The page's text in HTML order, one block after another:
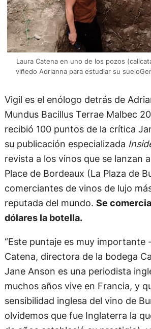
Laura Catena en uno de los pozos
viñedo Adrianna para estudiar su
Vigil es el enólogo detrás de
Mundus Bacillus Terrae Malbec
recibió 100 puntos de la crítica
su publicación especializada
revista a los vinos que se lanzan
Place de Bordeaux (La Plaza de
comerciantes de vinos de lujo
reputada del mundo. Se
dólares la botella.
“Este puntaje es muy importante
Catena, directora de la bodega
Jane Anson es una periodista
muchos años vive en Francia, y
sensibilidad inglesa del vino de
olvidemos que fue Inglaterra la